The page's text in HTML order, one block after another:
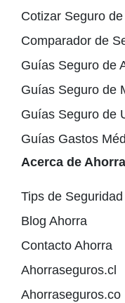
Cotizar Seguro
Comparador de
Guías Seguro de
Guías Seguro de
Guías Seguro de
Guías Gastos
Acerca de Ahorra
Tips de Seguridad
Blog Ahorra
Contacto Ahorra
Ahorraseguros.cl
Ahorraseguros.co